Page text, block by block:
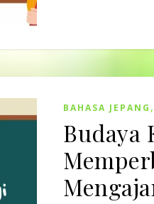
BAHASA JEPANG ,
Budaya